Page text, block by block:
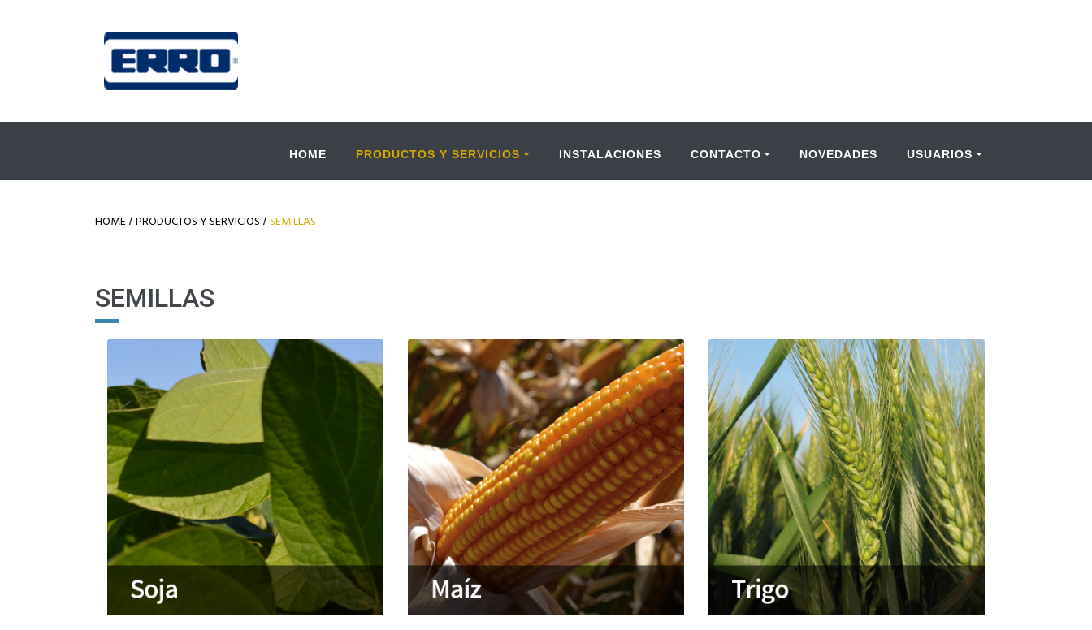
HOME PRODUCTOS Y SERVICIOS INSTALACIONES CONTACTO NOVEDADES USUARIOS
HOME / PRODUCTOS Y SERVICIOS / SEMILLAS
SEMILLAS